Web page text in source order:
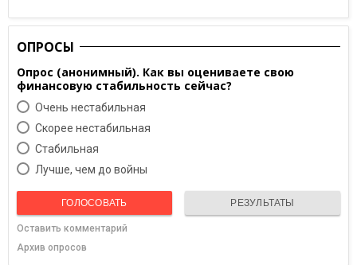
ОПРОСЫ
Опрос (анонимный). Как вы оцениваете свою
финансовую стабильность сейчас?
Очень нестабильная
Скорее нестабильная
Cтабильная
Лучше, чем до войны
ГОЛОСОВАТЬ РЕЗУЛЬТАТЫ
Оставить комментарий
Архив опросов